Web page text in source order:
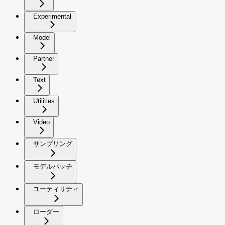
Experimental
Model
Partner
Text
Utilities
Video
サンプリング
モデルパッチ
ユーティリティ
ローダー